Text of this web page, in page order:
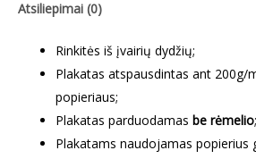
Atsiliepimai (0)
Rinkitės iš įvairių dydžių;
Plakatas atspausdintas ant 200g/
popieriaus;
Plakatas parduodamas be rėmelio;
Plakatams naudojamas popierius